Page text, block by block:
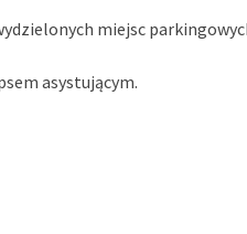
miejsc
asystującym.